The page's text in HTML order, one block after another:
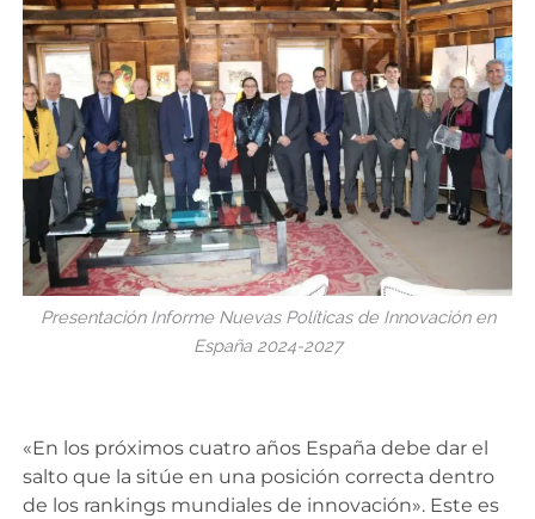
Presentación Informe Nuevas Políticas de Innovación en
España 2024-2027
«En los próximos cuatro años España debe dar el
salto que la sitúe en una posición correcta dentro
de los rankings mundiales de innovación». Este es